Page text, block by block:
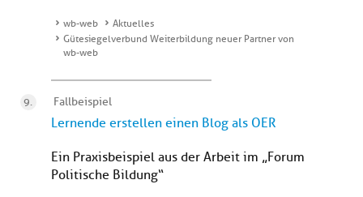
wb-web
Aktuelles
Gütesiegelverbund Weiterbildung neuer Partner von
wb-web
Fallbeispiel
Lernende erstellen einen Blog als OER
Ein Praxisbeispiel aus der Arbeit im „Forum
Politische Bildung“